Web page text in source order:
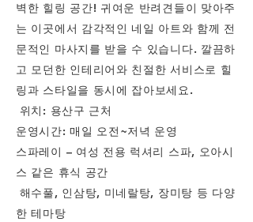
벽한 힐링 공간! 귀여운 반려견들이 맞아주
는 이곳에서 감각적인 네일 아트와 함께 전
문적인 마사지를 받을 수 있습니다. 깔끔하
고 모던한 인테리어와 친절한 서비스로 힐
링과 스타일을 동시에 잡아보세요.
위치: 용산구 근처
운영시간: 매일 오전~저녁 운영
스파레이 – 여성 전용 럭셔리 스파, 오아시
스 같은 휴식 공간
해수풀, 인삼탕, 미네랄탕, 장미탕 등 다양
한 테마탕